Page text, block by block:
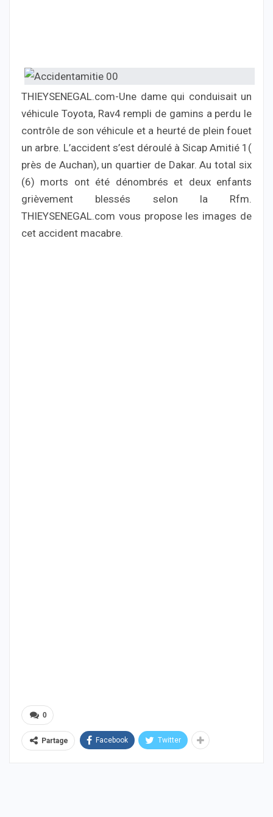
THIEYSENEGAL.com-Une dame qui conduisait un
véhicule Toyota, Rav4 rempli de gamins a perdu le
contrôle de son véhicule et a heurté de plein fouet
un arbre. L’accident s’est déroulé à Sicap Amitié 1(
près de Auchan), un quartier de Dakar. Au total six
(6) morts ont été dénombrés et deux enfants
grièvement blessés selon la Rfm.
THIEYSENEGAL.com vous propose les images de
cet accident macabre.
0
Partage Facebook Twitter